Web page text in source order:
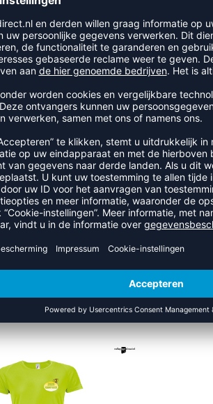
2026 UNISEX
15,95 €
2026 DAMES
15,95 €
REFINEMENT